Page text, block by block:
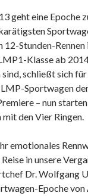
geht eine Epoche
Stunden-
Klasse ab
sind, schließt sich
Sportwagen
– nun
den Vier Ringen.
emotionales
in unsere
Dr. Wolfgang
Epoche